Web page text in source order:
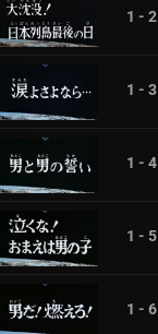
1 - 2
1 - 3
1 - 4
1 - 5
1 - 6